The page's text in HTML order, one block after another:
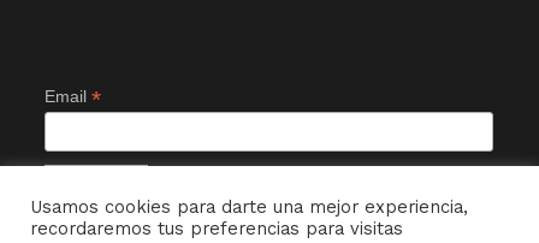
Email *
Usamos cookies para darte una mejor experiencia,
recordaremos tus preferencias para visitas